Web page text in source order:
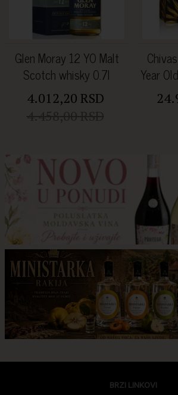
Glen Moray 12 YO Malt
Scotch whisky 0.7l
4.012,20 RSD
Year
BRZI LINKOVI